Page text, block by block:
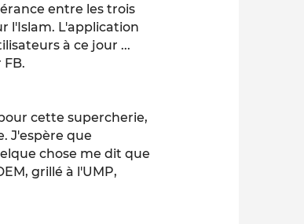
entre les trois
l'Islam. L'application
à ce jour ...
cette supercherie,
J'espère que
chose me dit que
grillé à l'UMP,